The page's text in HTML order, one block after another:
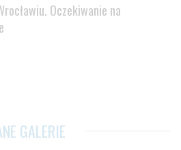
Oczekiwanie na
GALERIE